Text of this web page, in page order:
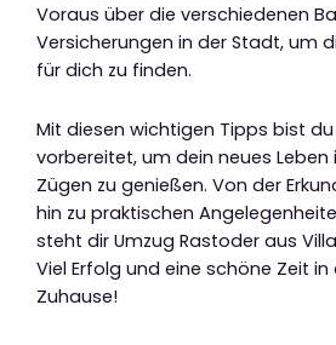
Voraus über die verschiedenen
Versicherungen in der Stadt, um
für dich zu finden.
Mit diesen wichtigen Tipps bist
vorbereitet, um dein neues Leben
Zügen zu genießen. Von der
hin zu praktischen
steht dir Umzug Rastoder aus
Viel Erfolg und eine schöne Zeit
Zuhause!